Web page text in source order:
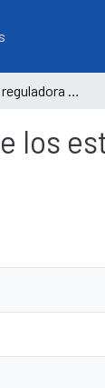
Actividad física, reguladora de conductas negativas de los estudiantes del nivel secundaria
los